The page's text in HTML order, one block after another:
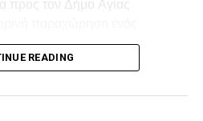
προς τον Δήμο Αγίας
Το αίτημα
Μαΐου 2025, με αριθμό
Δημοτικής Ενότητας Βιλίων
READING